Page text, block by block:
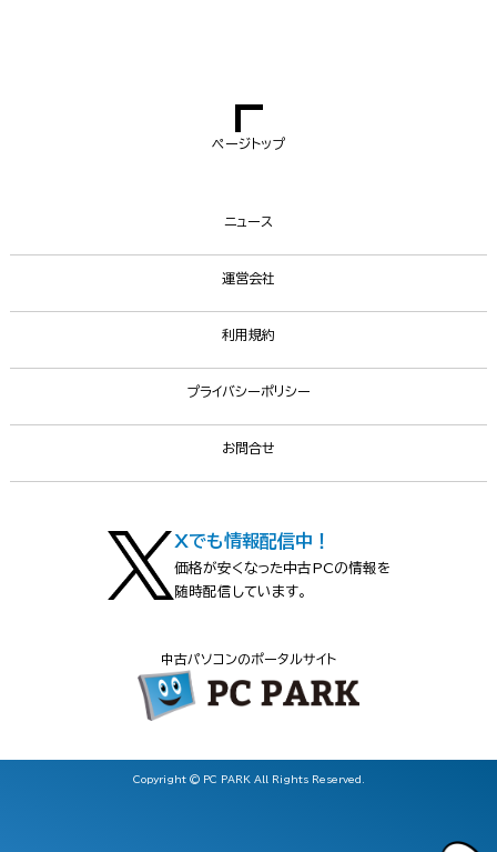
ページトップ
ニュース
運営会社
利用規約
プライバシーポリシー
お問合せ
Xでも情報配信中！
価格が安くなった中古PCの情報を
随時配信しています。
中古パソコンのポータルサイト
Copyright © PC PARK All Rights Reserved.